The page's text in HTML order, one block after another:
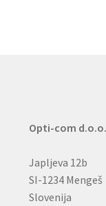
Opti-com d.o.o.
Japljeva 12b
SI-1234 Mengeš
Slovenija